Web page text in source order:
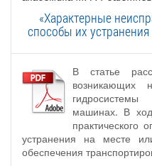
«Характерные
способы их
В статье
возникающих
машинах. В
практического
устранения на месте
обеспечения